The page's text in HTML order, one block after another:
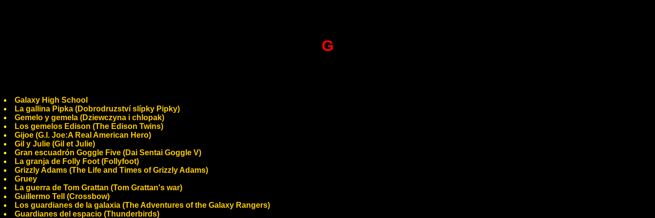
G
Galaxy High School
La gallina Pipka (Dobrodruzství slípky Pipky)
Gemelo y gemela (Dziewczyna i chlopak)
Los gemelos Edison (The Edison Twins)
Gijoe (G.I. Joe:A Real American Hero)
Gil y Julie (Gil et Julie)
Gran escuadrón Goggle Five (Dai Sentai Goggle V)
La granja de Folly Foot (Follyfoot)
Grizzly Adams (The Life and Times of Grizzly Adams)
Gruey
La guerra de Tom Grattan (Tom Grattan's war)
Guillermo Tell (Crossbow)
Los guardianes de la galaxia (The Adventures of the Galaxy Rangers)
Guardianes del espacio (Thunderbirds)